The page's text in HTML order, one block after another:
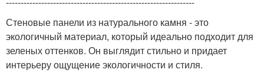
Стеновые панели из натурального камня - это
экологичный материал, который идеально подходит для
зеленых оттенков. Он выглядит стильно и придает
интерьеру ощущение экологичности и стиля.